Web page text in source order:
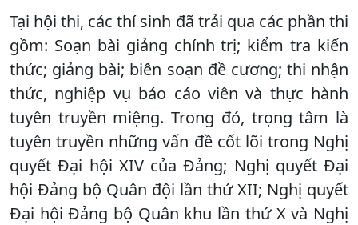
Tại hội thi, các thí sinh đã trải qua các phần thi
gồm: Soạn bài giảng chính trị; kiểm tra kiến
thức; giảng bài; biên soạn đề cương; thi nhận
thức, nghiệp vụ báo cáo viên và thực hành
tuyên truyền miệng. Trong đó, trọng tâm là
tuyên truyền những vấn đề cốt lõi trong Nghị
quyết Đại hội XIV của Đảng; Nghị quyết Đại
hội Đảng bộ Quân đội lần thứ XII; Nghị quyết
Đại hội Đảng bộ Quân khu lần thứ X và Nghị